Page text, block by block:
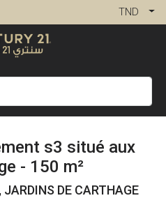
TND
s3 situé aux
- 150 m²
DE CARTHAGE